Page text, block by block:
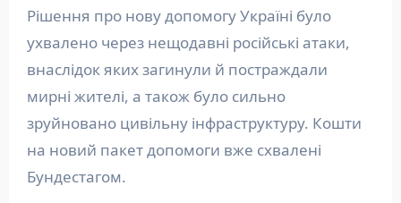
Рішення про нову допомогу Україні було
ухвалено через нещодавні російські атаки,
внаслідок яких загинули й постраждали
мирні жителі, а також було сильно
зруйновано цивільну інфраструктуру. Кошти
на новий пакет допомоги вже схвалені
Бундестагом.